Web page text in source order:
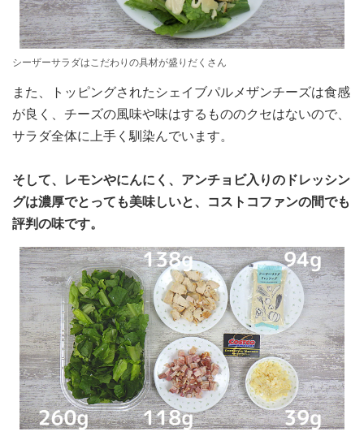
シーザーサラダはこだわりの具材が盛りだくさん
また、トッピングされたシェイブパルメザンチーズは食感
が良く、チーズの風味や味はするもののクセはないので、
サラダ全体に上手く馴染んでいます。
そして、レモンやにんにく、アンチョビ入りのドレッシン
グは濃厚でとっても美味しいと、コストコファンの間でも
評判の味です。